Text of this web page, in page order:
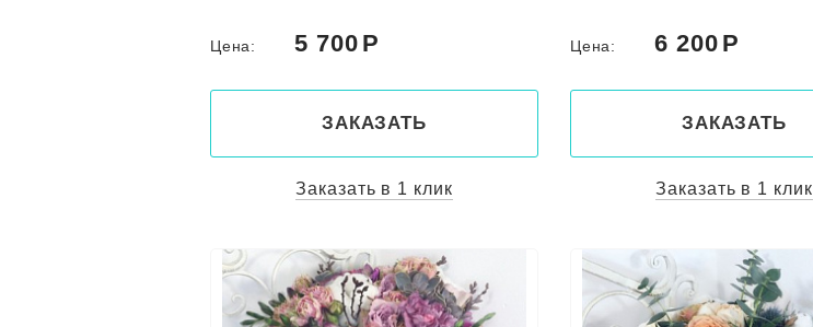
Цена: 5 700
ЗАКАЗАТЬ
Заказать в 1 клик
Цена: 6 200
ЗАКАЗАТЬ
Заказать в 1 клик